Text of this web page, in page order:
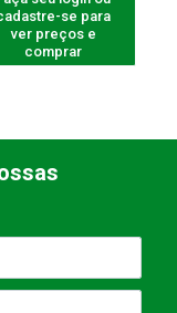
se para
ver preços e
comprar